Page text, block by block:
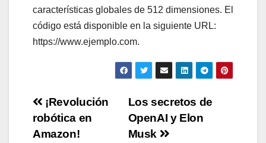
características globales de 512 dimensiones. El
código está disponible en la siguiente URL:
https://www.ejemplo.com.
Navegación
de
Los secretos de
OpenAI y Elon
Musk
¡Revolución
robótica en
Amazon!